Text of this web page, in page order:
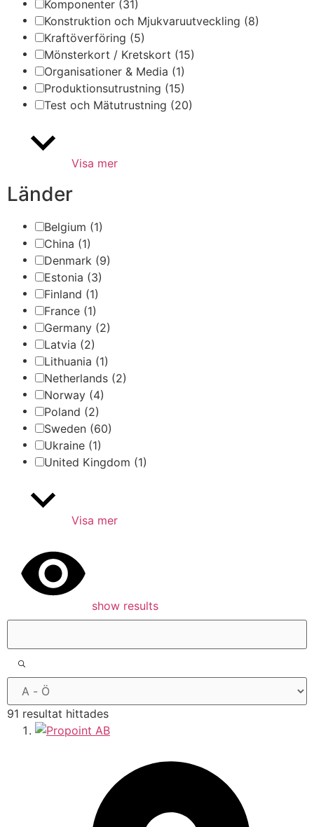
Komponenter (31)
Konstruktion och Mjukvaruutveckling (8)
Kraftöverföring (5)
Mönsterkort / Kretskort (15)
Organisationer & Media (1)
Produktionsutrustning (15)
Test och Mätutrustning (20)
Visa mer
Länder
Belgium (1)
China (1)
Denmark (9)
Estonia (3)
Finland (1)
France (1)
Germany (2)
Latvia (2)
Lithuania (1)
Netherlands (2)
Norway (4)
Poland (2)
Sweden (60)
Ukraine (1)
United Kingdom (1)
Visa mer
show results
91 resultat hittades